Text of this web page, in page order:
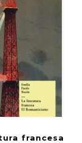
francesa